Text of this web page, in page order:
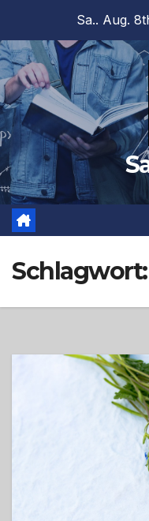
springen
Sa.. Aug.
Schlagwort: